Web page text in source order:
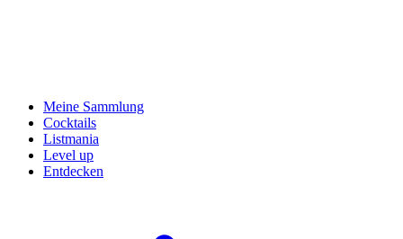
Meine Sammlung
Cocktails
Listmania
Level up
Entdecken